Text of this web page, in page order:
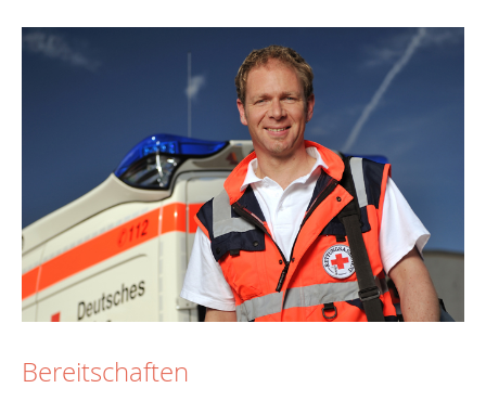
Bereitschaften